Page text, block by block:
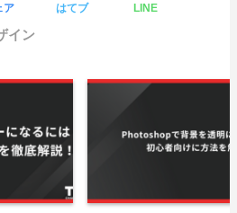
ア はてブ LINE
イン